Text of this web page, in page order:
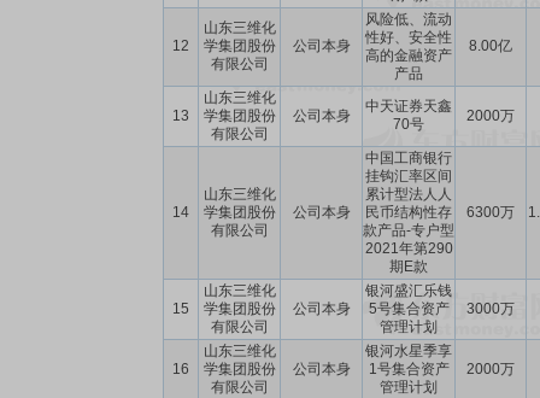
12
山东三维化
学集团股份
有限公司
公司本身
风险低、流动
性好、安全性
高的金融资产
产品
8.00亿
13
山东三维化
学集团股份
有限公司
公司本身
中天证券天鑫
70号
2000万
14
山东三维化
学集团股份
有限公司
公司本身
中国工商银行
挂钩汇率区间
累计型法人人
民币结构性存
款产品-专户型
2021年第290
期E款
6300万
15
山东三维化
学集团股份
有限公司
公司本身
银河盛汇乐钱
5号集合资产
管理计划
3000万
16
山东三维化
学集团股份
有限公司
公司本身
银河水星季享
1号集合资产
管理计划
2000万